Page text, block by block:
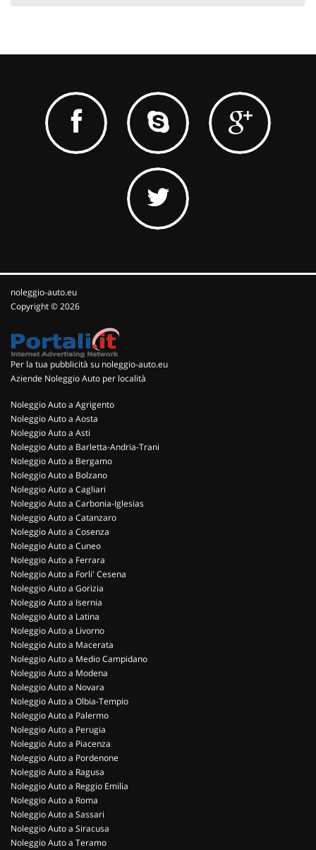
noleggio-auto.eu
Copyright © 2026
Per la tua pubblicità su noleggio-auto.eu
Aziende Noleggio Auto per località
Noleggio Auto a Agrigento
Noleggio Auto a Aosta
Noleggio Auto a Asti
Noleggio Auto a Barletta-Andria-Trani
Noleggio Auto a Bergamo
Noleggio Auto a Bolzano
Noleggio Auto a Cagliari
Noleggio Auto a Carbonia-Iglesias
Noleggio Auto a Catanzaro
Noleggio Auto a Cosenza
Noleggio Auto a Cuneo
Noleggio Auto a Ferrara
Noleggio Auto a Forli' Cesena
Noleggio Auto a Gorizia
Noleggio Auto a Isernia
Noleggio Auto a Latina
Noleggio Auto a Livorno
Noleggio Auto a Macerata
Noleggio Auto a Medio Campidano
Noleggio Auto a Modena
Noleggio Auto a Novara
Noleggio Auto a Olbia-Tempio
Noleggio Auto a Palermo
Noleggio Auto a Perugia
Noleggio Auto a Piacenza
Noleggio Auto a Pordenone
Noleggio Auto a Ragusa
Noleggio Auto a Reggio Emilia
Noleggio Auto a Roma
Noleggio Auto a Sassari
Noleggio Auto a Siracusa
Noleggio Auto a Teramo